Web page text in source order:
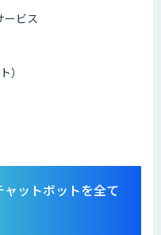
ービス
）
ットボットを全て